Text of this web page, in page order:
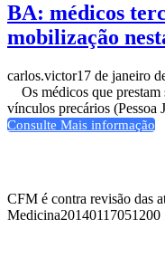
BA: médicos
mobilização
carlos.victor17 de janeiro
Os médicos que prestam
vínculos precários (Pessoa
Consulte Mais informação
CFM é contra revisão das
Medicina20140117051200